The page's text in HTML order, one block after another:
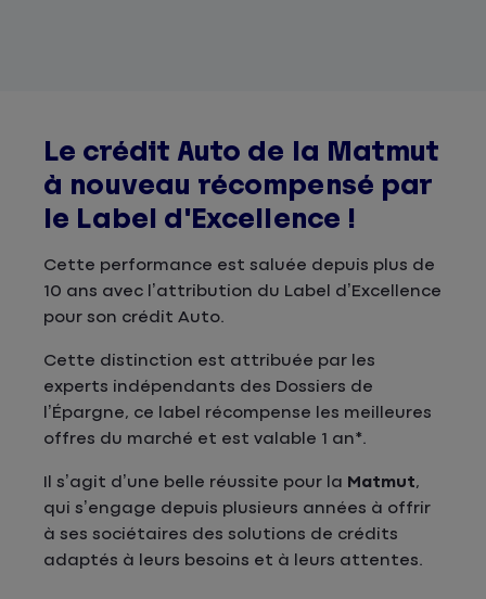
Le crédit Auto de la Matmut
à nouveau récompensé par
le Label d'Excellence !
Cette performance est saluée depuis plus de
10 ans avec l’attribution du Label d’Excellence
pour son crédit Auto.
Cette distinction est attribuée par les
experts indépendants des Dossiers de
l’Épargne, ce label récompense les meilleures
offres du marché et est valable 1 an*.
Il s’agit d’une belle réussite pour la Matmut,
qui s’engage depuis plusieurs années à offrir
à ses sociétaires des solutions de crédits
adaptés à leurs besoins et à leurs attentes.